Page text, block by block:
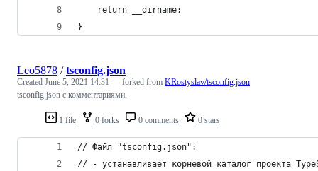
    return __dirname;
}
1 file 0 forks 0 comments 0 stars
Leo5878 /tsconfig.json
Created June 5, 2021 14:31 — forked from KRostyslav/tsconfig.json
tsconfig.json с комментариями.
// Файл "tsconfig.json":
// - устанавливает корневой каталог проекта